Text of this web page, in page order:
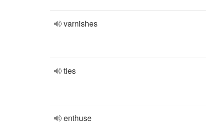
varnishes
ties
enthuse